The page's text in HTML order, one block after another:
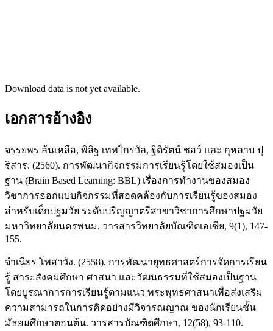
Download data is not yet available.
เอกสารอ้างอิง
จรรยพร ล้นเหลือ, พิสิฐ เทพไกรวัล, ฐิติรัตน์ ชอว์ และ กุหลาบ ปุ
ริสาร. (2560). การพัฒนากิจกรรมการเรียนรู้โดยใช้สมองเป็น
ฐาน (Brain Based Learning: BBL) เรื่องการทำงานของสมอง
วิชาการออกแบบกิจกรรมที่สอดคล้องกับการเรียนรู้ของสมอง
สำหรับเด็กปฐมวัย ระดับปริญญาตรีสาขาวิชาการศึกษาปฐมวัย
มหาวิทยาลัยนครพนม. วารสารวิทยาลัยบัณฑิตเอเซีย, 9(1), 147-
155.
จำเนียร โพสาวัง. (2558). การพัฒนายุทธศาสตร์การจัดการเรียน
รู้ สาระสังคมศึกษา ศาสนา และวัฒนธรรมที่ใช้สมองเป็นฐาน
โดยบูรณาการการเรียนรู้ตามแนว พระพุทธศาสนาเพื่อส่งเสริม
ความสามารถในการคิดอย่างมีวิจารณญาณ ของนักเรียนชั้น
มัธยมศึกษาตอนต้น. วารสารบัณฑิตศึกษา, 12(58), 93-110.